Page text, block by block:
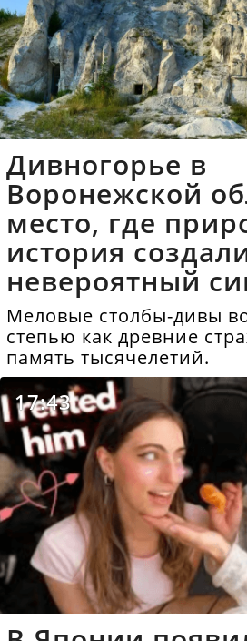
Дивногорье в
Воронежской
место, где
история
невероятный
Меловые столбы-дивы
степью как древние
память тысячелетий.
17:43